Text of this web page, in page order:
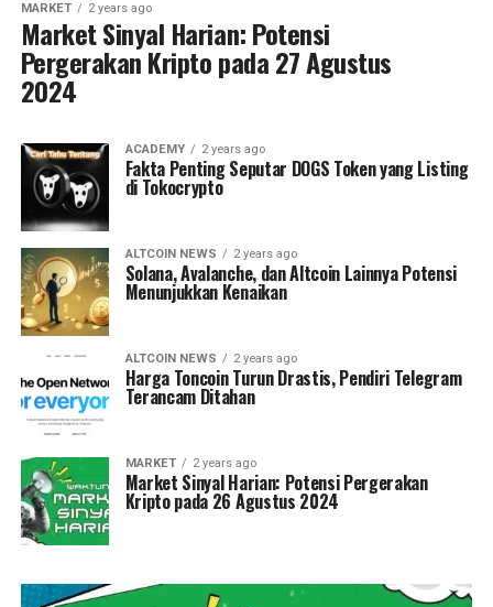
MARKET 2 years ago
Market Sinyal Harian: Potensi
Pergerakan Kripto pada 27 Agustus
2024
ACADEMY 2 years ago
Fakta Penting Seputar DOGS Token yang Listing
di Tokocrypto
ALTCOIN NEWS 2 years ago
Solana, Avalanche, dan Altcoin Lainnya Potensi
Menunjukkan Kenaikan
ALTCOIN NEWS 2 years ago
Harga Toncoin Turun Drastis, Pendiri Telegram
Terancam Ditahan
MARKET 2 years ago
Market Sinyal Harian: Potensi Pergerakan
Kripto pada 26 Agustus 2024